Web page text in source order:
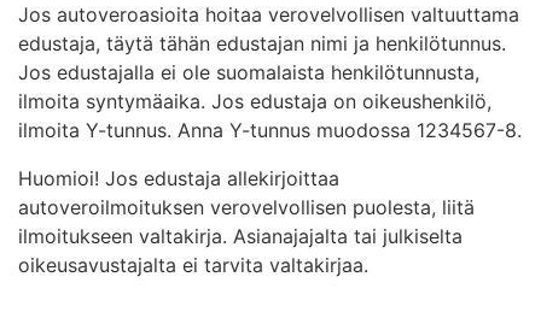
Jos autoveroasioita hoitaa verovelvollisen valtuuttama
edustaja, täytä tähän edustajan nimi ja henkilötunnus.
Jos edustajalla ei ole suomalaista henkilötunnusta,
ilmoita syntymäaika. Jos edustaja on oikeushenkilö,
ilmoita Y-tunnus. Anna Y-tunnus muodossa 1234567-8.
Huomioi! Jos edustaja allekirjoittaa
autoveroilmoituksen verovelvollisen puolesta, liitä
ilmoitukseen valtakirja. Asianajajalta tai julkiselta
oikeusavustajalta ei tarvita valtakirjaa.